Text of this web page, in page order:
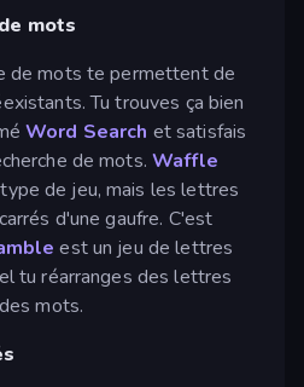
mots
de mots te permettent de
Tu trouves ça bien
Word Search et satisfais
de mots. Waffle
de jeu, mais les lettres
d'une gaufre. C'est
est un jeu de lettres
tu réarranges des lettres
mots.